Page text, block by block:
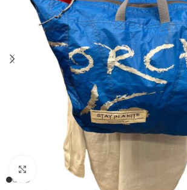
Click to enlarge